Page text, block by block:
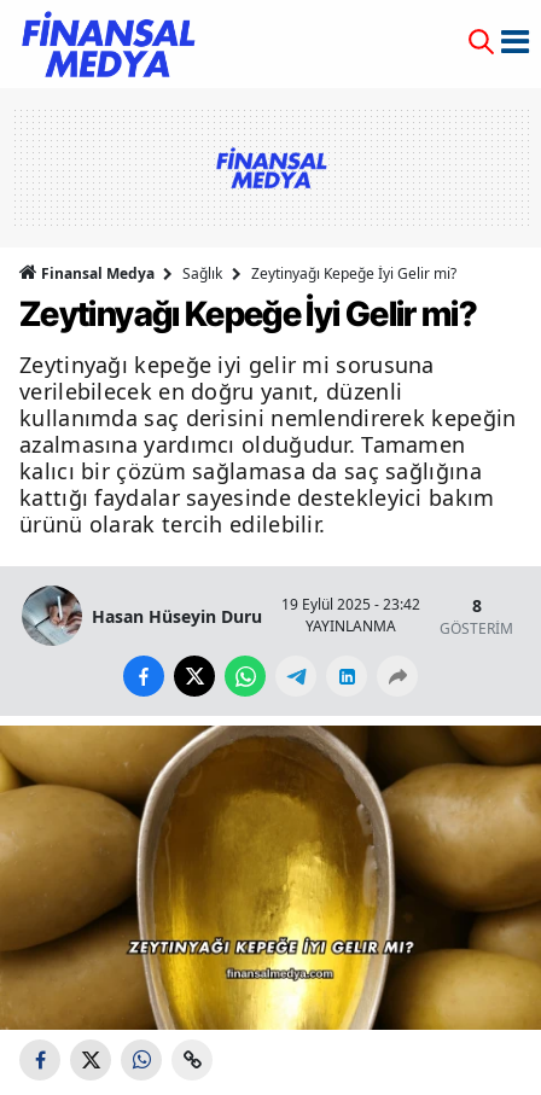
Finansal Medya Sağlık Zeytinyağı Kepeğe İyi Gelir mi?
Zeytinyağı Kepeğe İyi Gelir mi?
Zeytinyağı kepeğe iyi gelir mi sorusuna
verilebilecek en doğru yanıt, düzenli
kullanımda saç derisini nemlendirerek kepeğin
azalmasına yardımcı olduğudur. Tamamen
kalıcı bir çözüm sağlamasa da saç sağlığına
kattığı faydalar sayesinde destekleyici bakım
ürünü olarak tercih edilebilir.
Hasan Hüseyin Duru
19 Eylül 2025 - 23:42
YAYINLANMA
8
GÖSTERİM